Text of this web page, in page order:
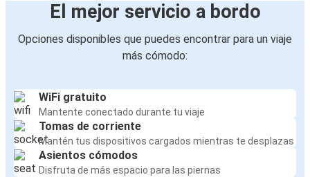
El mejor servicio a bordo
Opciones disponibles que puedes encontrar para un viaje
más cómodo:
WiFi gratuito
Mantente conectado durante tu viaje
Tomas de corriente
Mantén tus dispositivos cargados mientras te desplazas
Asientos cómodos
Disfruta de más espacio para las piernas